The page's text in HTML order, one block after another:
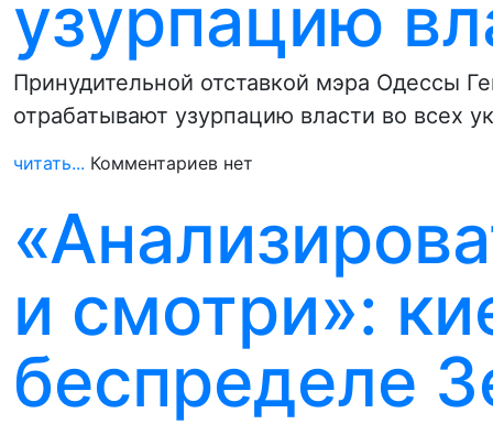
узурпацию
Принудительной отставкой мэра Одессы
отрабатывают узурпацию власти во всех
читать... Комментариев нет
и смотри»:
беспределе